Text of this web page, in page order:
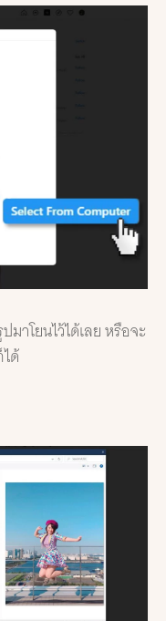
าโยนไว้ได้เลย หรือจะ
ด้